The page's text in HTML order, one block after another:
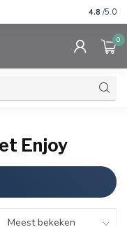
Gratis
4.8 /5.0
0
Enjoy